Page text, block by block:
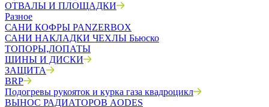
ОТВАЛЫ И ПЛОЩАДКИ
Разное
САНИ КОФРЫ PANZERBOX
САНИ НАКЛАДКИ ЧЕХЛЫ Бьюско
ТОПОРЫ,ЛОПАТЫ
ШИНЫ И ДИСКИ
ЗАЩИТА
BRP
Подогревы рукояток и курка газа квадроцикл
ВЫНОС РАДИАТОРОВ AODES